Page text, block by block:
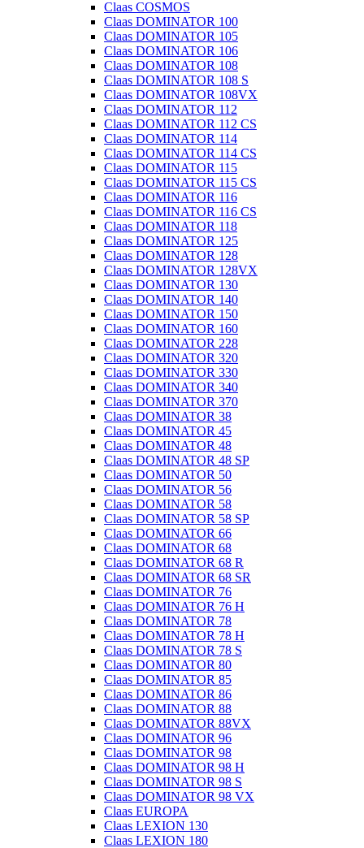
Claas COSMOS
Claas DOMINATOR 100
Claas DOMINATOR 105
Claas DOMINATOR 106
Claas DOMINATOR 108
Claas DOMINATOR 108 S
Claas DOMINATOR 108VX
Claas DOMINATOR 112
Claas DOMINATOR 112 CS
Claas DOMINATOR 114
Claas DOMINATOR 114 CS
Claas DOMINATOR 115
Claas DOMINATOR 115 CS
Claas DOMINATOR 116
Claas DOMINATOR 116 CS
Claas DOMINATOR 118
Claas DOMINATOR 125
Claas DOMINATOR 128
Claas DOMINATOR 128VX
Claas DOMINATOR 130
Claas DOMINATOR 140
Claas DOMINATOR 150
Claas DOMINATOR 160
Claas DOMINATOR 228
Claas DOMINATOR 320
Claas DOMINATOR 330
Claas DOMINATOR 340
Claas DOMINATOR 370
Claas DOMINATOR 38
Claas DOMINATOR 45
Claas DOMINATOR 48
Claas DOMINATOR 48 SP
Claas DOMINATOR 50
Claas DOMINATOR 56
Claas DOMINATOR 58
Claas DOMINATOR 58 SP
Claas DOMINATOR 66
Claas DOMINATOR 68
Claas DOMINATOR 68 R
Claas DOMINATOR 68 SR
Claas DOMINATOR 76
Claas DOMINATOR 76 H
Claas DOMINATOR 78
Claas DOMINATOR 78 H
Claas DOMINATOR 78 S
Claas DOMINATOR 80
Claas DOMINATOR 85
Claas DOMINATOR 86
Claas DOMINATOR 88
Claas DOMINATOR 88VX
Claas DOMINATOR 96
Claas DOMINATOR 98
Claas DOMINATOR 98 H
Claas DOMINATOR 98 S
Claas DOMINATOR 98 VX
Claas EUROPA
Claas LEXION 130
Claas LEXION 180